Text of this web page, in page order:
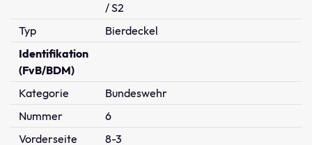
/ S2
Typ
Bierdeckel
Identifikation
(FvB/BDM)
Kategorie
Bundeswehr
Nummer
6
Vorderseite
8-3